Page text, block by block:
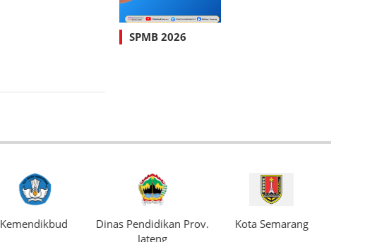
SPMB 2026
Kemendikbud
Dinas Pendidikan Prov.
Jateng
Kota Semarang